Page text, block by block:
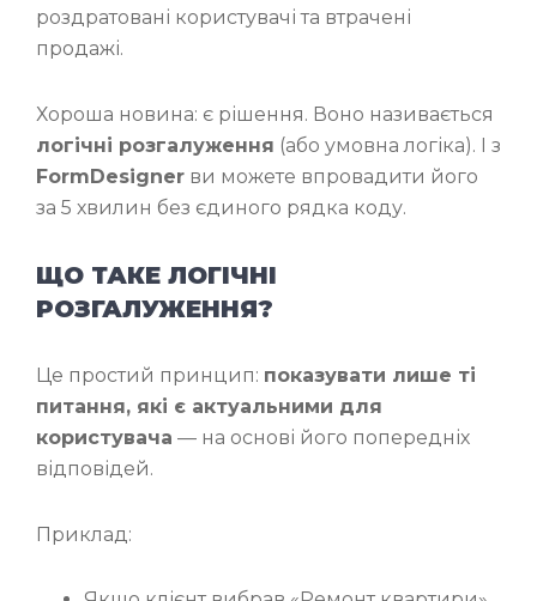
роздратовані користувачі та втрачені
продажі.
Хороша новина: є рішення. Воно називається
логічні розгалуження (або умовна логіка). І з
FormDesigner ви можете впровадити його
за 5 хвилин без єдиного рядка коду.
ЩО ТАКЕ ЛОГІЧНІ
РОЗГАЛУЖЕННЯ?
Це простий принцип: показувати лише ті
питання, які є актуальними для
користувача — на основі його попередніх
відповідей.
Приклад: